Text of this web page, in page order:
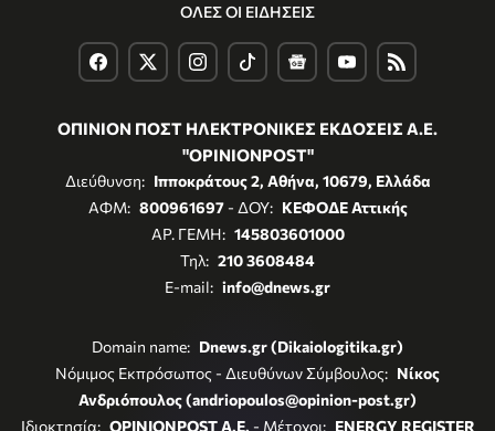
ΟΛΕΣ ΟΙ ΕΙΔΗΣΕΙΣ
ΟΠΙΝΙΟΝ ΠΟΣΤ ΗΛΕΚΤΡΟΝΙΚΕΣ ΕΚΔΟΣΕΙΣ Α.Ε.
"OPINIONPOST"
Διεύθυνση: Ιπποκράτους 2, Αθήνα, 10679, Ελλάδα
ΑΦΜ: 800961697- ΔΟΥ: ΚΕΦΟΔΕ Αττικής
ΑΡ. ΓΕΜΗ: 145803601000
Τηλ: 210 3608484
E-mail: info@dnews.gr
Domain name: Dnews.gr (Dikaiologitika.gr)
Νόμιμος Εκπρόσωπος - Διευθύνων Σύμβουλος: Νίκος
Ανδριόπουλος (andriopoulos@opinion-post.gr)
Ιδιοκτησία: OPINIONPOST A.E. - Μέτοχοι: ENERGY REGISTER